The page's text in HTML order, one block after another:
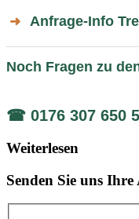
➜ Anfrage-Info
Noch Fragen zu
☎ 0176 307 650
Weiterlesen
Senden Sie uns